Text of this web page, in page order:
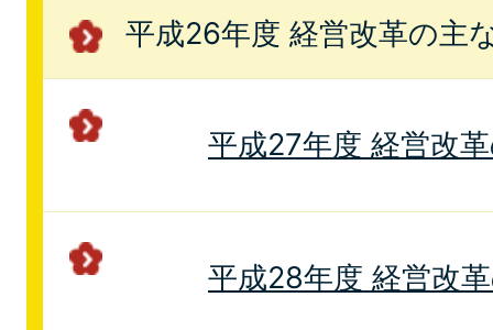
平成26年度 経営改革の主
平成27年度 経営改
平成28年度 経営改